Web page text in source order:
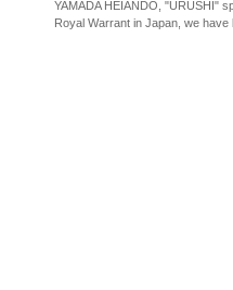
YAMADA HEIANDO, "URUSHI"
Royal Warrant in Japan, we